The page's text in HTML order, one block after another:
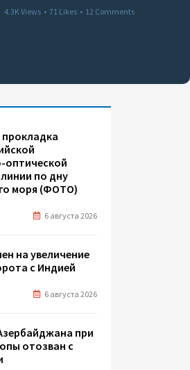
4.3K Views • 71 Likes • 12 Comments
оптической
по дну
моря (ФОТО)
6 августа 2026
на увеличение
с Индией
6 августа 2026
при
отозван с